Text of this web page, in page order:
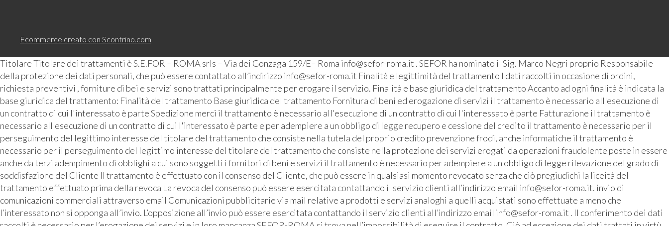
Ecommerce creato con Scontrino.com
Titolare Titolare dei trattamenti è S.E.FOR – ROMA srls – Via dei Gonzaga 159/E– Roma info@sefor-roma.it . SEFOR ha nominato il Sig. Marco Negri proprio Responsabile
della protezione dei dati personali, che può essere contattato all’indirizzo info@sefor-roma.it Finalità e legittimità del trattamento I dati raccolti in occasione di ordini,
richiesta preventivi , forniture di bei e servizi sono trattati principalmente per erogare il servizio. Finalità e base giuridica del trattamento Accanto ad ogni finalità è indicata la
base giuridica del trattamento: Finalità del trattamento Base giuridica del trattamento Fornitura di beni ed erogazione di servizi il trattamento è necessario all'esecuzione di
un contratto di cui l'interessato è parte Spedizione merci il trattamento è necessario all'esecuzione di un contratto di cui l'interessato è parte Fatturazione il trattamento è
necessario all'esecuzione di un contratto di cui l'interessato è parte e per adempiere a un obbligo di legge recupero e cessione del credito il trattamento è necessario per il
perseguimento del legittimo interesse del titolare del trattamento che consiste nella tutela del proprio credito prevenzione frodi, anche informatiche il trattamento è
necessario per il perseguimento del legittimo interesse del titolare del trattamento che consiste nella protezione dei servizi erogati da operazioni fraudolente poste in essere
anche da terzi adempimento di obblighi a cui sono soggetti i fornitori di beni e servizi il trattamento è necessario per adempiere a un obbligo di legge rilevazione del grado di
soddisfazione del Cliente Il trattamento è effettuato con il consenso del Cliente, che può essere in qualsiasi momento revocato senza che ciò pregiudichi la liceità del
trattamento effettuato prima della revoca La revoca del consenso può essere esercitata contattando il servizio clienti all’indirizzo email info@sefor-roma.it. invio di
comunicazioni commerciali attraverso email Comunicazioni pubblicitarie via mail relative a prodotti e servizi analoghi a quelli acquistati sono effettuate a meno che
l’interessato non si opponga all’invio. L’opposizione all’invio può essere esercitata contattando il servizio clienti all’indirizzo email info@sefor-roma.it . Il conferimento dei dati